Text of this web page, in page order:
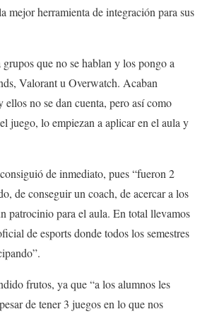
mejor herramienta de integración para sus
que no se hablan y los pongo a
Valorant u Overwatch. Acaban
ellos no se dan cuenta, pero así como
juego, lo empiezan a aplicar en el aula y
de inmediato, pues “fueron 2
de conseguir un coach, de acercar a los
patrocinio para el aula. En total llevamos
de esports donde todos los semestres
frutos, ya que “a los alumnos les
de tener 3 juegos en lo que nos